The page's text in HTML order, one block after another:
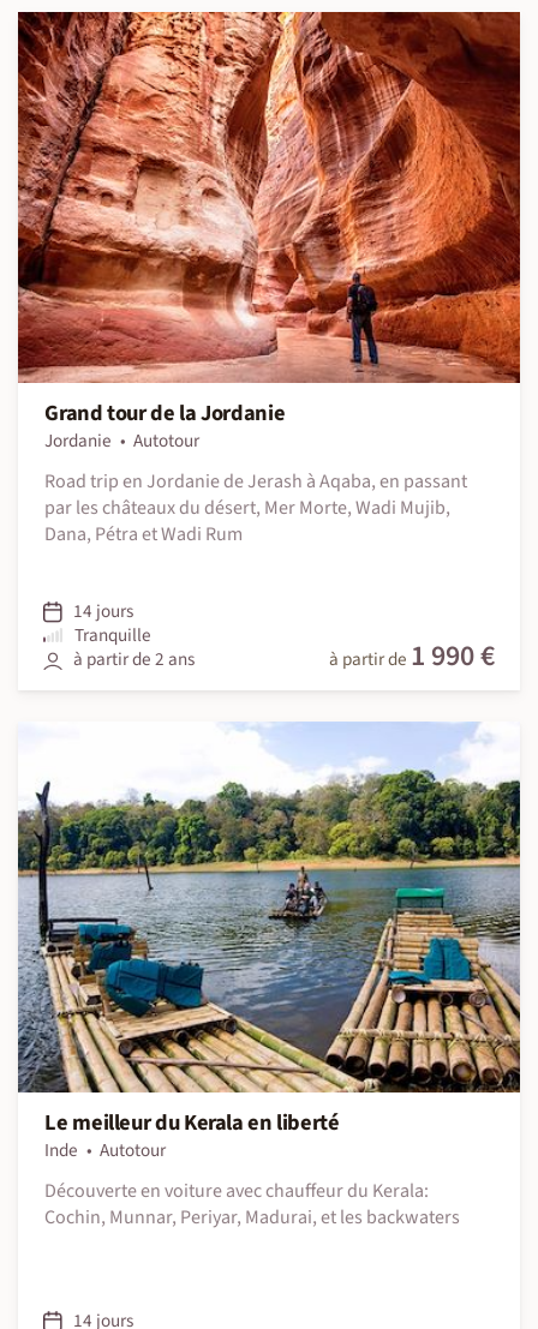
Grand tour de la Jordanie
Jordanie
Autotour
Road trip en Jordanie de Jerash à Aqaba, en passant
par les châteaux du désert, Mer Morte, Wadi Mujib,
Dana, Pétra et Wadi Rum
14 jours
Tranquille
à partir de 2 ans
à partir de 1 990 €
Le meilleur du Kerala en liberté
Inde
Autotour
Découverte en voiture avec chauffeur du Kerala:
Cochin, Munnar, Periyar, Madurai, et les backwaters
14 jours